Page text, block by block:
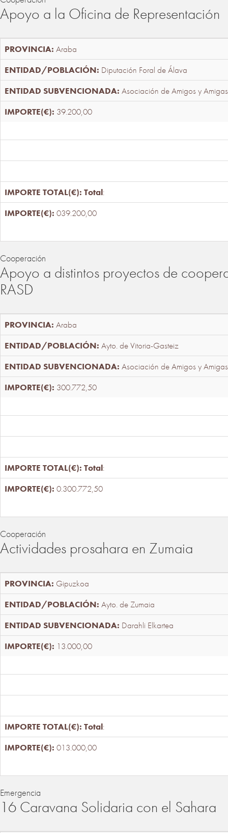
Apoyo a la Oficina de Representación
Araba
Diputación Foral de Álava
Asociación de Amigos y
39.200,00
Total:
039.200,00
Cooperación
Apoyo a distintos proyectos de
RASD
Araba
Ayto. de Vitoria-Gasteiz
Asociación de Amigos y
300.772,50
Total:
0.300.772,50
Cooperación
Actividades prosahara en Zumaia
Gipuzkoa
Ayto. de Zumaia
Darahli Elkartea
13.000,00
Total:
013.000,00
Emergencia
16 Caravana Solidaria con el Sahara